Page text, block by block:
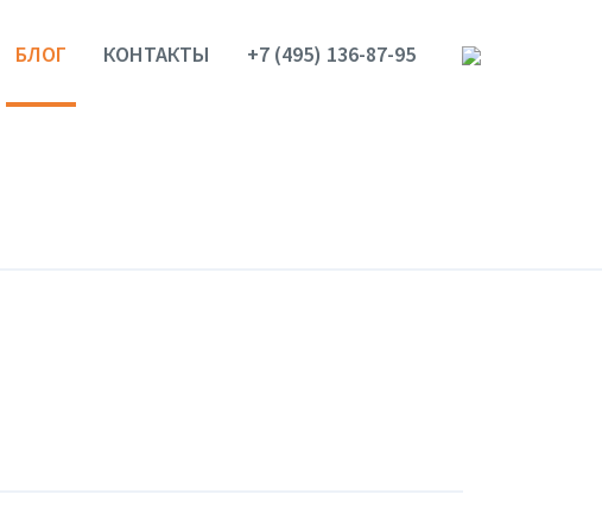
БЛОГ КОНТАКТЫ +7 (495) 136-87-95